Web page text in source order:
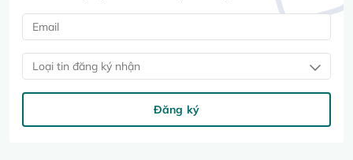
Loại tin đăng ký nhận
Đăng ký